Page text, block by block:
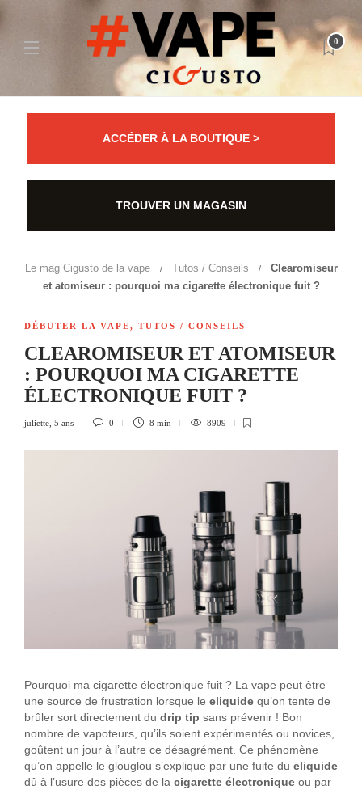
0
ACCÉDER À LA BOUTIQUE >
TROUVER UN MAGASIN
Le mag Cigusto de la vape Tutos / Conseils
Clearomiseur
et atomiseur : pourquoi ma cigarette électronique fuit ?
DÉBUTER LA VAPE, TUTOS / CONSEILS
CLEAROMISEUR ET ATOMISEUR
: POURQUOI MA CIGARETTE
ÉLECTRONIQUE FUIT ?
juliette 5 ans 0 8 min 8909
Pourquoi ma cigarette électronique fuit ? La vape peut être
une source de frustration lorsque le eliquide qu’on tente de
brûler sort directement du drip tip sans prévenir ! Bon
nombre de vapoteurs, qu’ils soient expérimentés ou novices,
goûtent un jour à l’autre ce désagrément. Ce phénomène
qu’on appelle le glouglou s’explique par une fuite du eliquide
dû à l’usure des pièces de la cigarette électronique ou par